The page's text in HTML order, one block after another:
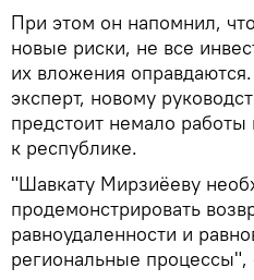
При этом он напомнил,
новые риски, не все
их вложения
эксперт, новому
предстоит немало
к республике.
"Шавкату Мирзиёеву
продемонстрировать
равноудаленности и
региональные процессы",